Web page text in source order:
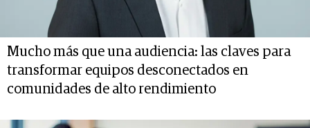
Mucho más que una audiencia: las claves para
transformar equipos desconectados en
comunidades de alto rendimiento